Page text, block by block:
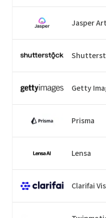
Jasper Art
Getty
Prisma
Lensa
Clarifai